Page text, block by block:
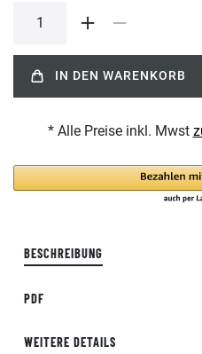
IN DEN WARENKORB
* Alle Preise inkl. Mwst
BESCHREIBUNG
PDF
WEITERE DETAILS